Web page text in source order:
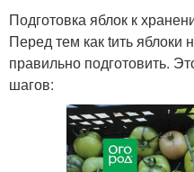
Подготовка яблок к
Перед тем как tить яблоки
правильно подготовить.
шагов: